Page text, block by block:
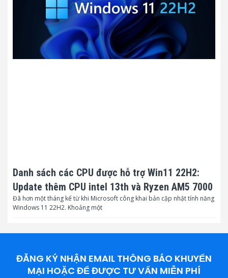
Danh sách các CPU được hỗ trợ Win11 22H2:
Update thêm CPU intel 13th và Ryzen AM5 7000
Đã hơn một tháng kể từ khi Microsoft công khai bản cập nhật tính năng
Windows 11 22H2. Khoảng một
ĐĂNG KÝ NHẬN EMAIL THÔNG BÁO KHUYẾN
MẠI HOẶC ĐỂ ĐƯỢC TƯ VẤN MIỄN PHÍ